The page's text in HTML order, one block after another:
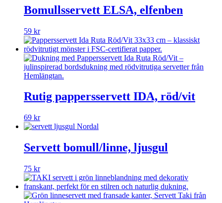
Bomullsservett ELSA, elfenben
59 kr
Rutig pappersservett IDA, röd/vit
69 kr
Servett bomull/linne, ljusgul
75 kr